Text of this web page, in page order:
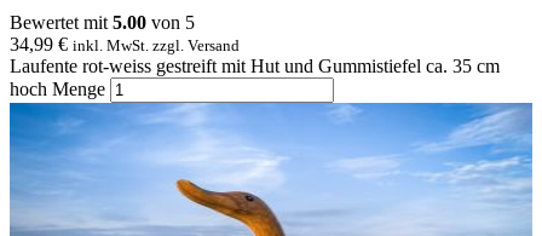
Bewertet mit 5.00 von 5
34,99 € inkl. MwSt. zzgl. Versand
Laufente rot-weiss gestreift mit Hut und Gummistiefel ca. 35 cm
hoch Menge